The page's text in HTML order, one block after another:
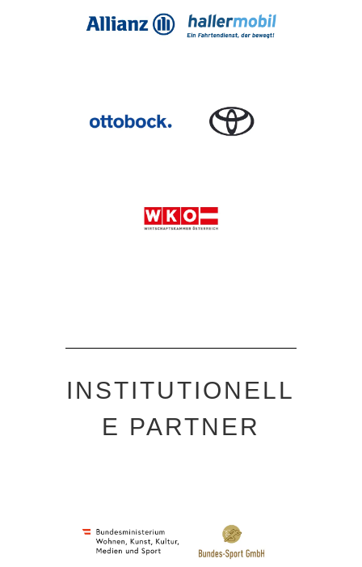
INSTITUTIONELL
E PARTNER